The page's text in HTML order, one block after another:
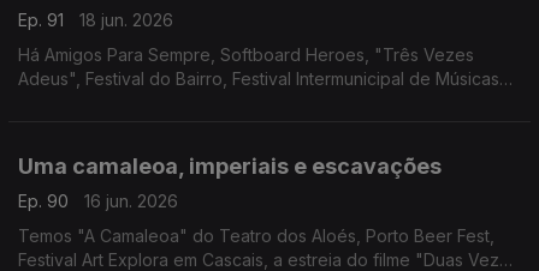
Ep. 91
18 jun. 2026
Há Amigos Para Sempre, Softboard Heroes, "Três Vezes
Adeus", Festival do Bairro, Festival Intermunicipal de Músicas
Uma camaleoa, imperiais e escavações
Ep. 90
16 jun. 2026
Temos "A Camaleoa" do Teatro dos Aloés, Porto Beer Fest,
Festival Art Explora em Cascais, a estreia do filme "Duas Vezes